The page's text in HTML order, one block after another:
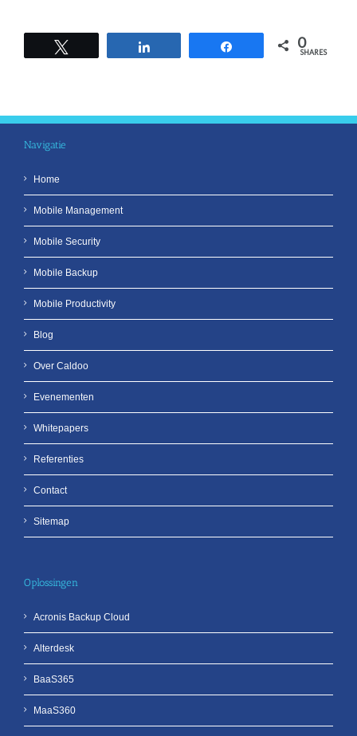
inhoud
0
SHARES
Navigatie
Home
Mobile Management
Mobile Security
Mobile Backup
Mobile Productivity
Blog
Over Caldoo
Evenementen
Whitepapers
Referenties
Contact
Sitemap
Oplossingen
Acronis Backup Cloud
Alterdesk
BaaS365
MaaS360